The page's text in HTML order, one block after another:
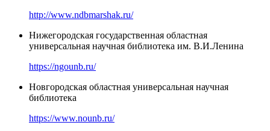
http://www.ndbmarshak.ru/
Нижегородская государственная областная
универсальная научная библиотека им. В.И.Ленина
https://ngounb.ru/
Новгородская областная универсальная научная
библиотека
https://www.nounb.ru/